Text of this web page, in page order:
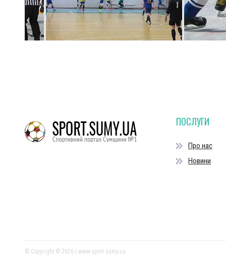
ПОСЛУГИ
Про нас
Новини
© Copyright © 2026 | www.sport.sumy.ua